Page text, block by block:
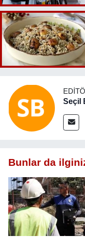
Seçil
Bunlar da